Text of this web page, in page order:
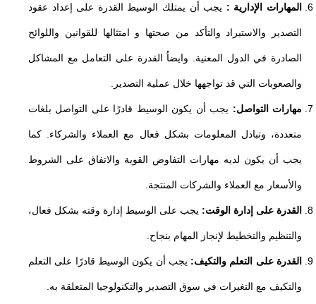
المهارات الإدارية : يجب أن يمتلك الوسيط القدرة على إعداد عقود
التصدير والاستيراد والتأكد من صحتها و امتثالها للقوانين واللوائح
الصادرة في الدول المعنية. وايضاُ القدرة على التعامل مع المشاكل
والصعوبات التي قد تواجهها خلال عملية التصدير.
مهارات التواصل: يجب أن يكون الوسيط قادرًا على التواصل بلغات
متعددة، وتبادل المعلومات بشكل فعال مع العملاء والشركاء. كما
يجب أن يكون لديه مهارات التفاوض القوية والاتفاق على الشروط
والأسعار مع العملاء والشركات المنتجة.
القدرة على إدارة الوقت: يجب على الوسيط إدارة وقته بشكل فعال،
والتنظيم والتخطيط لإنجاز المهام بنجاح.
القدرة على التعلم والتكيف: يجب أن يكون الوسيط قادرًا على التعلم
والتكيف مع التغيرات في سوق التصدير والتكنولوجيا المتعلقة به.